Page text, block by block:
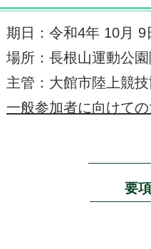
期日：令和4年 10月 9
場所：長根山運動公
主管：大館市陸上競
一般参加者に向けて
要